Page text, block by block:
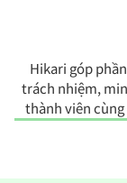
Hikari góp
trách nhiệm,
thành viên cùng